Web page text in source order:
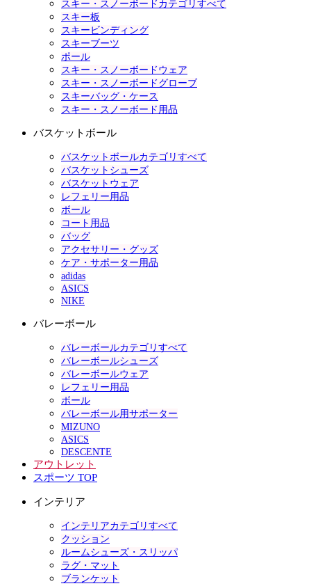
スキー・スノーボードカテゴリすべて
スキー板
スキービンディング
スキーブーツ
ポール
スキー・スノーボードウェア
スキー・スノーボードグローブ
スキーバッグ・ケース
スキー・スノーボード用品
バスケットボール
バスケットボールカテゴリすべて
バスケットシューズ
バスケットウェア
レフェリー用品
ボール
コート用品
バッグ
アクセサリー・グッズ
ケア・サポーター用品
adidas
ASICS
NIKE
バレーボール
バレーボールカテゴリすべて
バレーボールシューズ
バレーボールウェア
レフェリー用品
ボール
バレーボール用サポーター
MIZUNO
ASICS
DESCENTE
アウトレット
スポーツ TOP
インテリア
インテリアカテゴリすべて
クッション
ルームシューズ・スリッパ
ラグ・マット
ブランケット